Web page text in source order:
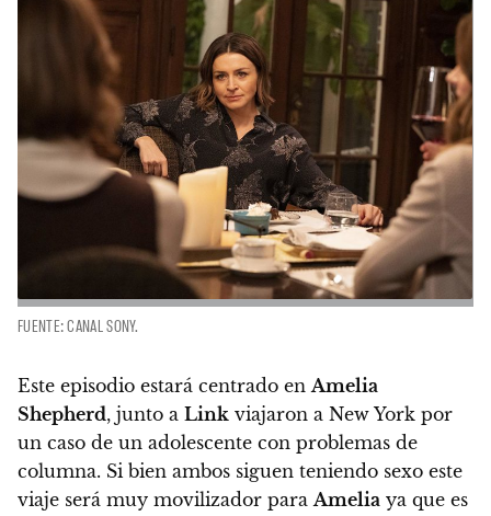
FUENTE: CANAL SONY.
Este episodio estará centrado enAmelia
Shepherd, junto a Link viajaron a New York por
un caso de un adolescente con problemas de
columna. Si bien ambos siguen teniendo sexo este
viaje será muy movilizador paraAmelia ya que es